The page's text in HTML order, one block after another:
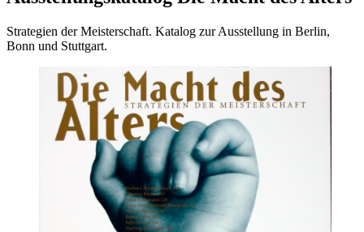
Strategien der Meisterschaft. Katalog zur Ausstellung in Berlin,
Bonn und Stuttgart.